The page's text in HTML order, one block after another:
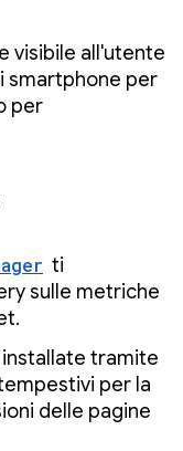
visibile all'utente
smartphone per
per
ti
sulle metriche
tramite
per la
delle pagine